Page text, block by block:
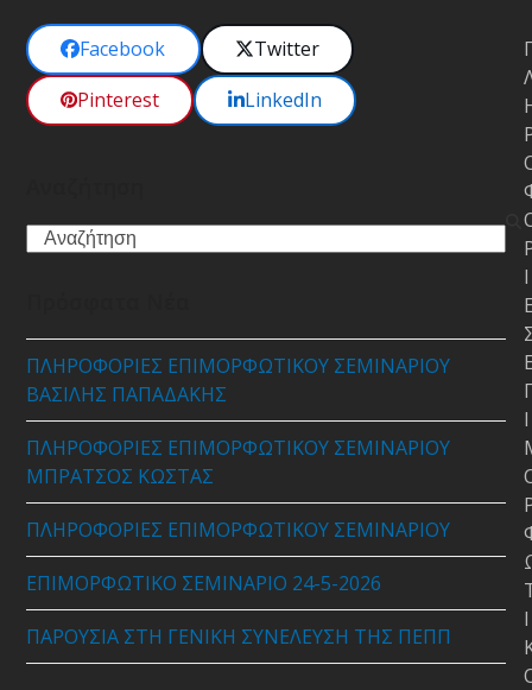
Facebook
Twitter
Pinterest
LinkedIn
Search
ΠΛΗΡΟΦΟΡΙΕΣ ΕΠΙΜΟΡΦΩΤΙΚΟΥ ΣΕΜΙΝΑΡΙΟΥ
ΒΑΣΙΛΗΣ ΠΑΠΑΔΑΚΗΣ
ΠΛΗΡΟΦΟΡΙΕΣ ΕΠΙΜΟΡΦΩΤΙΚΟΥ ΣΕΜΙΝΑΡΙΟΥ
ΜΠΡΑΤΣΟΣ ΚΩΣΤΑΣ
ΠΛΗΡΟΦΟΡΙΕΣ ΕΠΙΜΟΡΦΩΤΙΚΟΥ ΣΕΜΙΝΑΡΙΟΥ
ΕΠΙΜΟΡΦΩΤΙΚΟ ΣΕΜΙΝΑΡΙΟ 24-5-2026
ΠΑΡΟΥΣΙΑ ΣΤΗ ΓΕΝΙΚΗ ΣΥΝΕΛΕΥΣΗ ΤΗΣ ΠΕΠΠ
Ι
Ι
Ι